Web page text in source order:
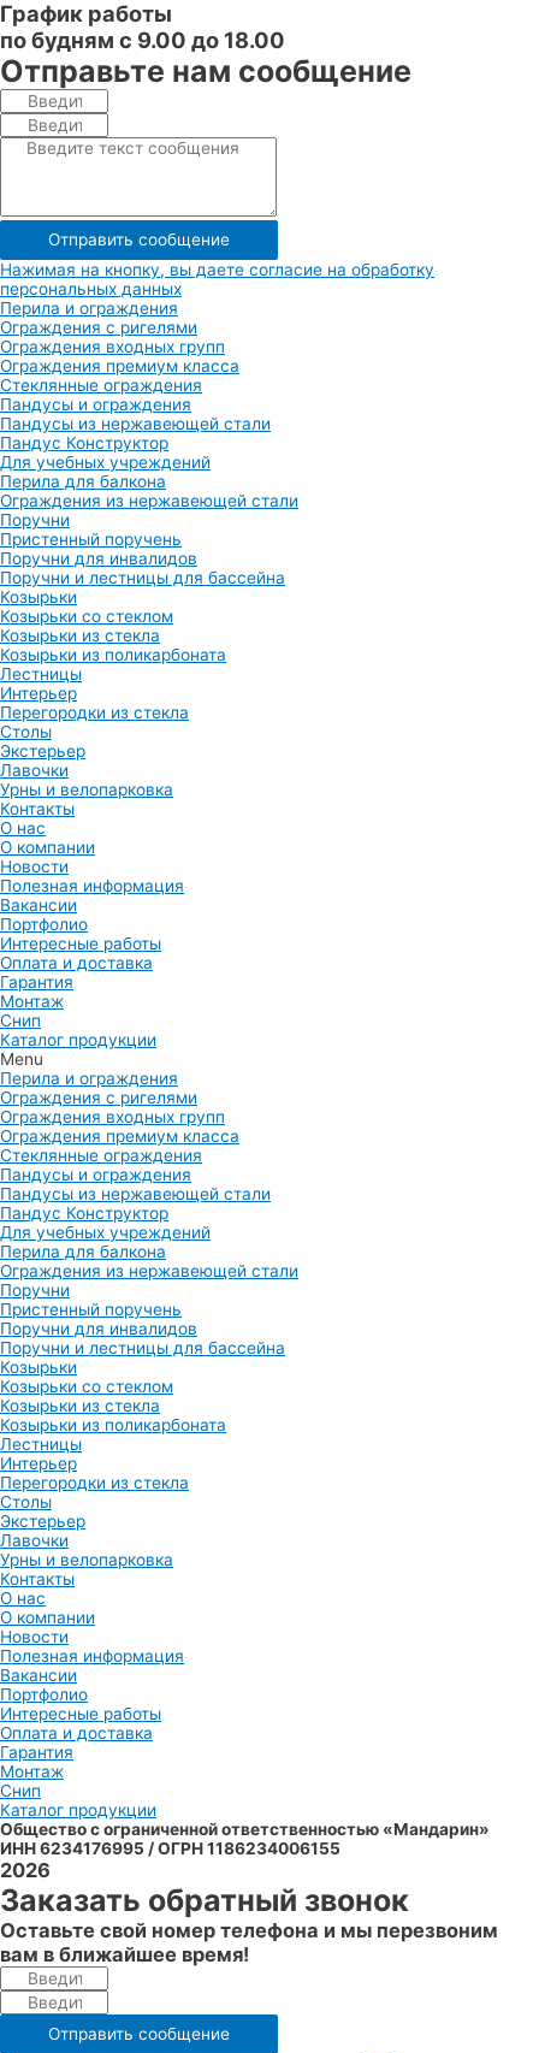
График работы​
по будням с 9.00 до 18.00​
Отправьте нам сообщение
Отправить сообщение
Нажимая на кнопку, вы даете согласие на обработку
персональных данных
Перила и ограждения
Ограждения с ригелями
Ограждения входных групп
Ограждения премиум класса
Стеклянные ограждения
Пандусы и ограждения
Пандусы из нержавеющей стали
Пандус Конструктор
Для учебных учреждений
Перила для балкона
Ограждения из нержавеющей стали
Поручни
Пристенный поручень
Поручни для инвалидов
Поручни и лестницы для бассейна
Козырьки
Козырьки со стеклом
Козырьки из стекла
Козырьки из поликарбоната
Лестницы
Интерьер
Перегородки из стекла
Столы
Экстерьер
Лавочки
Урны и велопарковка
Контакты
О нас
О компании
Новости
Полезная информация
Вакансии
Портфолио
Интересные работы
Оплата и доставка
Гарантия
Монтаж
Снип
Каталог продукции
Menu
Перила и ограждения
Ограждения с ригелями
Ограждения входных групп
Ограждения премиум класса
Стеклянные ограждения
Пандусы и ограждения
Пандусы из нержавеющей стали
Пандус Конструктор
Для учебных учреждений
Перила для балкона
Ограждения из нержавеющей стали
Поручни
Пристенный поручень
Поручни для инвалидов
Поручни и лестницы для бассейна
Козырьки
Козырьки со стеклом
Козырьки из стекла
Козырьки из поликарбоната
Лестницы
Интерьер
Перегородки из стекла
Столы
Экстерьер
Лавочки
Урны и велопарковка
Контакты
О нас
О компании
Новости
Полезная информация
Вакансии
Портфолио
Интересные работы
Оплата и доставка
Гарантия
Монтаж
Снип
Каталог продукции
Общество с ограниченной ответственностью «Мандарин»
ИНН 6234176995 / ОГРН 1186234006155
2026
Заказать обратный звонок
Оставьте свой номер телефона и мы перезвоним
вам в ближайшее время!
Отправить сообщение